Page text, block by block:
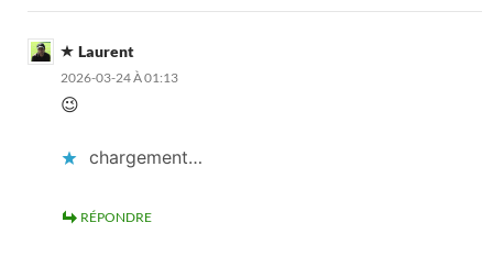
Laurent
2026-03-24 À 01:13
😉
chargement…
RÉPONDRE